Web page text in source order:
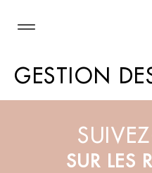
GESTION
SUR LES